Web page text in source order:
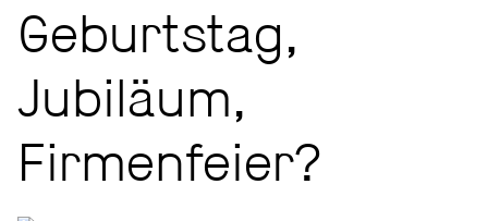
Geburtstag,
Jubiläum,
Firmenfeier?